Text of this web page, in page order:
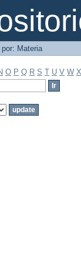
por: Materia
O P Q R S T U V W X